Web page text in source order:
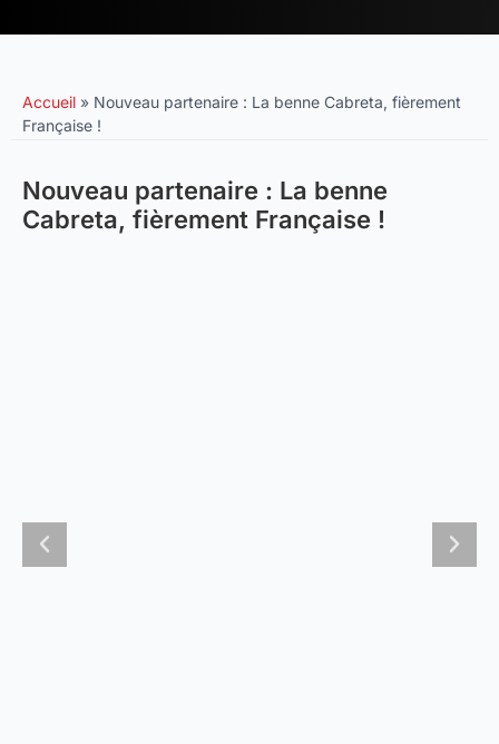
Accueil » Nouveau partenaire : La benne Cabreta, fièrement
Française !
Nouveau partenaire : La benne
Cabreta, fièrement Française !